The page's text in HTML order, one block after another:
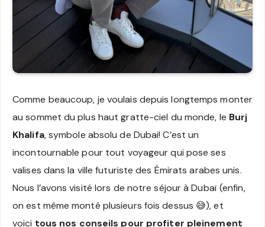
Comme beaucoup, je voulais depuis longtemps monter
au sommet du plus haut gratte-ciel du monde, le Burj
Khalifa, symbole absolu de Dubai! C’est un
incontournable pour tout voyageur qui pose ses
valises dans la ville futuriste des Émirats arabes unis.
Nous l’avons visité lors de notre séjour à Dubaï (enfin,
on est même monté plusieurs fois dessus 😅), et
voici tous nos conseils pour profiter pleinement